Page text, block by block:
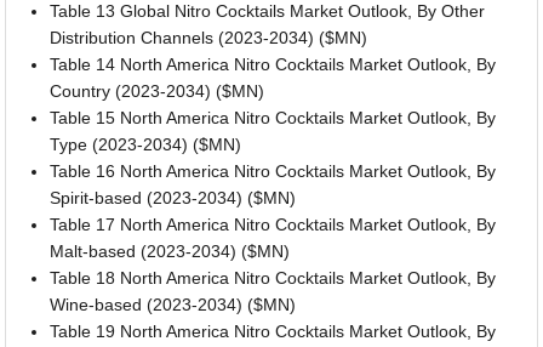
Table 13 Global Nitro Cocktails Market Outlook, By Other
Distribution Channels (2023-2034) ($MN)
Table 14 North America Nitro Cocktails Market Outlook, By
Country (2023-2034) ($MN)
Table 15 North America Nitro Cocktails Market Outlook, By
Type (2023-2034) ($MN)
Table 16 North America Nitro Cocktails Market Outlook, By
Spirit-based (2023-2034) ($MN)
Table 17 North America Nitro Cocktails Market Outlook, By
Malt-based (2023-2034) ($MN)
Table 18 North America Nitro Cocktails Market Outlook, By
Wine-based (2023-2034) ($MN)
Table 19 North America Nitro Cocktails Market Outlook, By